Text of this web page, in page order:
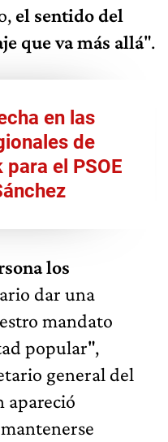
el sentido del
que va más allá".
en las
de
el PSOE
los
dar una
mandato
popular",
general del
apareció